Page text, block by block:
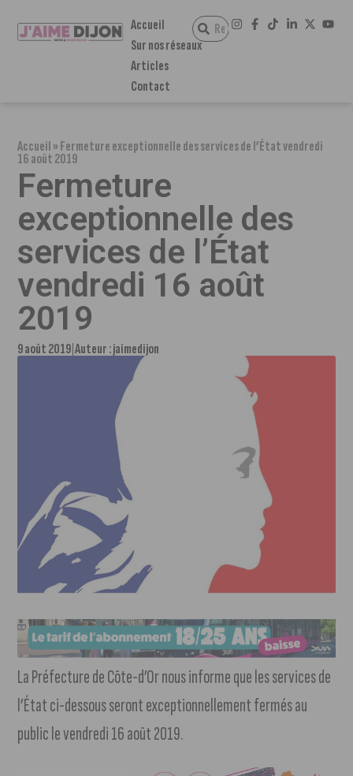
Accueil
Sur nos réseaux
Articles
Contact
Accueil»Fermeture exceptionnelle des services de l’État vendredi
16 août 2019
Fermeture
exceptionnelle des
services de l’État
vendredi 16 août
2019
9 août 2019 Auteur :jaimedijon
La Préfecture de Côte-d’Or nous informe que les services de
l’État ci-dessous seront exceptionnellement fermés au
public le vendredi 16 août 2019.